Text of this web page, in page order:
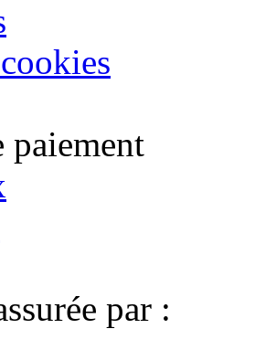
paiement
par :